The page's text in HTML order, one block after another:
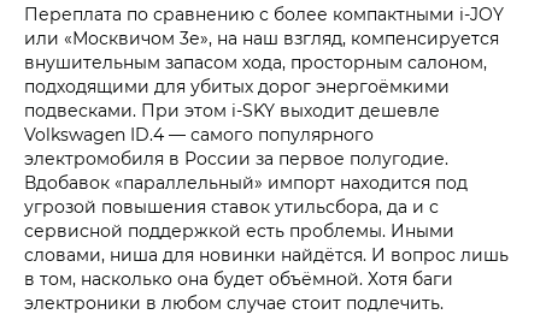
Переплата по сравнению с более компактными i‑JOY
или «Москвичом 3е», на наш взгляд, компенсируется
внушительным запасом хода, просторным салоном,
подходящими для убитых дорог энергоёмкими
подвесками. При этом i‑SKY выходит дешевле
Volkswagen ID.4 — самого популярного
электромобиля в России за первое полугодие.
Вдобавок «параллельный» импорт находится под
угрозой повышения ставок утильсбора, да и с
сервисной поддержкой есть проблемы. Иными
словами, ниша для новинки найдётся. И вопрос лишь
в том, насколько она будет объёмной. Хотя баги
электроники в любом случае стоит подлечить.